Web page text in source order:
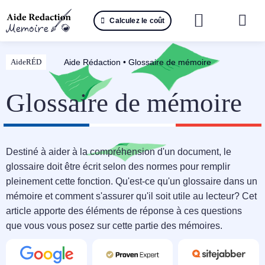
au
contenu
Calculez le coût
📚
AideRÉD Aide Rédaction • Glossaire de mémoire
Glossaire de mémoire
Destiné à aider à la compréhension d'un document, le
glossaire doit être écrit selon des normes pour remplir
pleinement cette fonction. Qu'est-ce qu'un glossaire dans un
mémoire et comment s'assurer qu'il soit utile au lecteur? Cet
article apporte des éléments de réponse à ces questions
que vous vous posez sur cette partie des mémoires.